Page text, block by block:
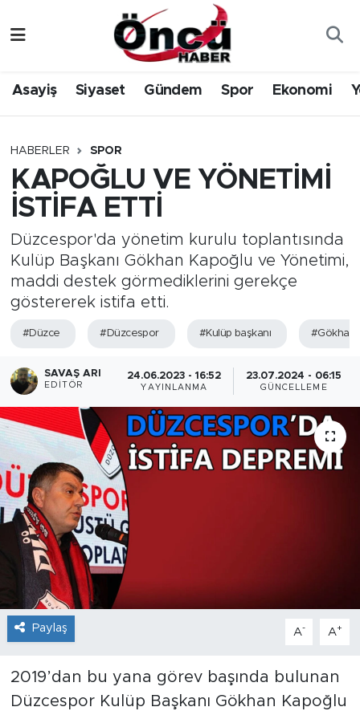
Asayiş Siyaset Gündem Spor Ekonomi
HABERLER SPOR
KAPOĞLU VE YÖNETİMİ
İSTİFA ETTİ
Düzcespor'da yönetim kurulu toplantısında
Kulüp Başkanı Gökhan Kapoğlu ve Yönetimi,
maddi destek görmediklerini gerekçe
göstererek istifa etti.
#Düzce #Düzcespor #Kulüp başkanı #Gökhan
SAVAŞ ARI
EDITÖR
24.06.2023 - 16:52
YAYINLANMA
23.07.2024 - 06:15
GÜNCELLEME
Paylaş A- A+
2019’dan bu yana görev başında bulunan
Düzcespor Kulüp Başkanı Gökhan Kapoğlu
Gündem
Spor
Yerel Haber
Öncü Radyo Dinle
Düzce Nöbetçi Eczaneler
Düzce Hava Durumu
Düzce Trafik Yoğunluk Haritası
Tüm Manşetler
Son Dakika Haberleri